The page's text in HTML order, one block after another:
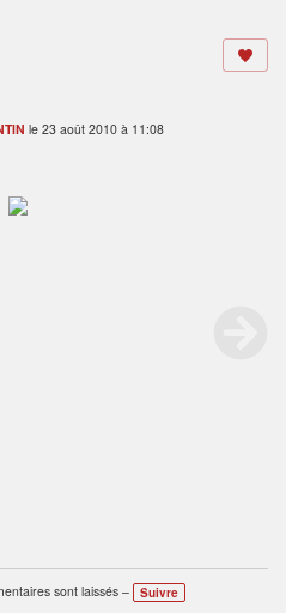
le 23 août 2010 à 11:08
sont laissés – Suivre